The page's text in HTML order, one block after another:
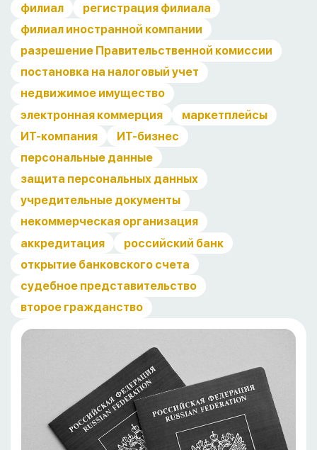
филиал
регистрация филиала
филиал иностранной компании
разрешение Правительственной комиссии
постановка на налоговый учет
недвижимое имущество
электронная коммерция
маркетплейсы
ИТ-компания
ИТ-бизнес
персональные данные
защита персональных данных
учредительные документы
некоммерческая организация
аккредитация
российский банк
открытие банковского счета
судебное представительство
второе гражданство